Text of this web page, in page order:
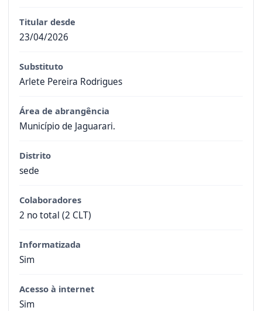
Titular desde
23/04/2026
Substituto
Arlete Pereira Rodrigues
Área de abrangência
Município de Jaguarari.
Distrito
sede
Colaboradores
2 no total (2 CLT)
Informatizada
Sim
Acesso à internet
Sim